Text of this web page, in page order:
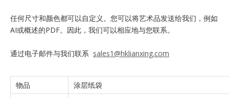
任何尺寸和颜色都可以自定义。您可以将艺术品发送给我们，例如
AI或概述的PDF。因此，我们可以相应地与您联系。
通过电子邮件与我们联系 sales1@hklianxing.com
物品
涂层纸袋